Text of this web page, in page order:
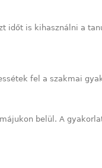
is kihasználni a
fel a szakmai
belül. A